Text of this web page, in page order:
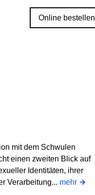
Online bestellen
mit dem Schwulen
einen zweiten Blick auf
Identitäten, ihrer
Verarbeitung... mehr